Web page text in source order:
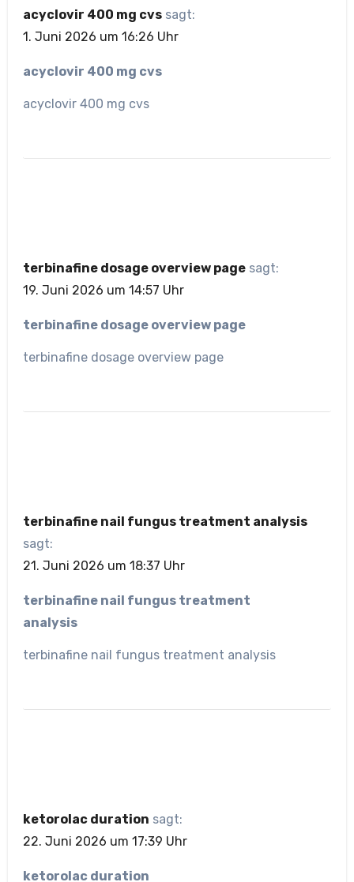
acyclovir 400 mg cvs sagt:
1. Juni 2026 um 16:26 Uhr
acyclovir 400 mg cvs
acyclovir 400 mg cvs
terbinafine dosage overview page sagt:
19. Juni 2026 um 14:57 Uhr
terbinafine dosage overview page
terbinafine dosage overview page
terbinafine nail fungus treatment analysis
sagt:
21. Juni 2026 um 18:37 Uhr
terbinafine nail fungus treatment
analysis
terbinafine nail fungus treatment analysis
ketorolac duration sagt:
22. Juni 2026 um 17:39 Uhr
ketorolac duration